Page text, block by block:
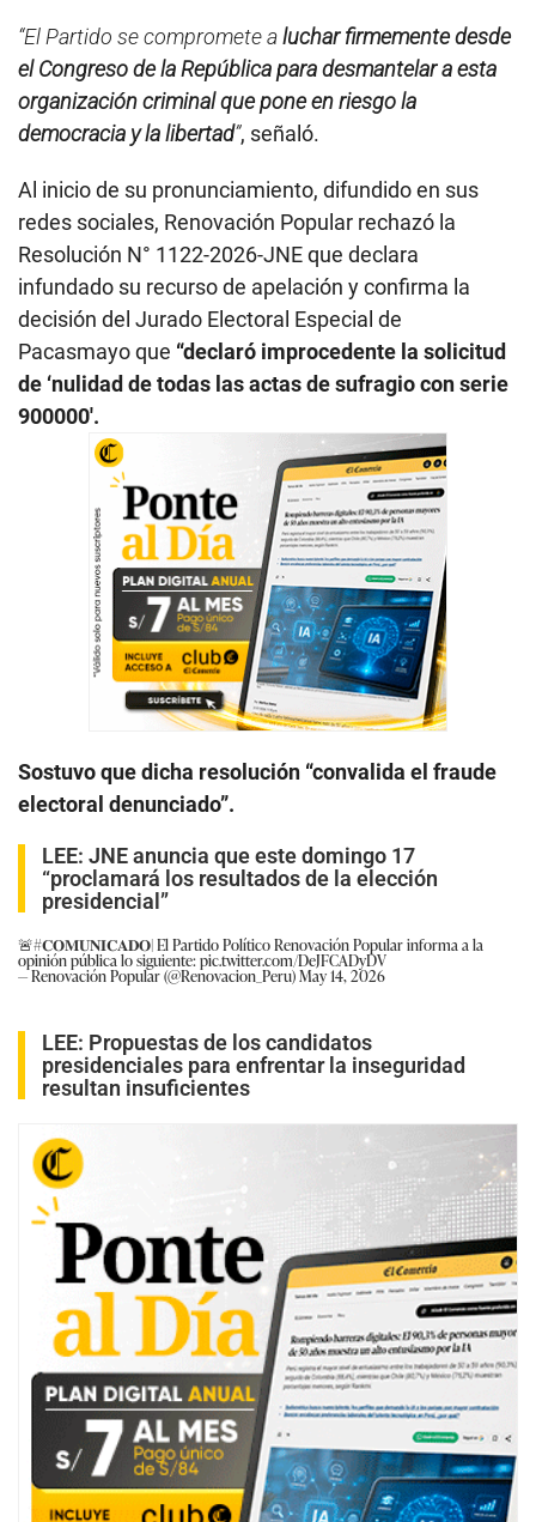
“El Partido se compromete aluchar firmemente desde
el Congreso de la República para desmantelar a esta
organización criminal que pone en riesgo la
democracia y la libertad”, señaló.
Al inicio de su pronunciamiento, difundido en sus
redes sociales, Renovación Popular rechazó la
Resolución N° 1122-2026-JNE que declara
infundado su recurso de apelación y confirma la
decisión del Jurado Electoral Especial de
Pacasmayo que “declaró improcedente la solicitud
de ‘nulidad de todas las actas de sufragio con serie
900000′.
Sostuvo que dicha resolución “convalida el fraude
electoral denunciado”.
LEE: JNE anuncia que este domingo 17
“proclamará los resultados de la elección
presidencial”
🚨#𝐂𝐎𝐌𝐔𝐍𝐈𝐂𝐀𝐃𝐎| El Partido Político Renovación Popular informa a la
opinión pública lo siguiente:pic.twitter.com/DeJFCADyDV
— Renovación Popular (@Renovacion_Peru)May 14, 2026
LEE: Propuestas de los candidatos
presidenciales para enfrentar la inseguridad
resultan insuficientes